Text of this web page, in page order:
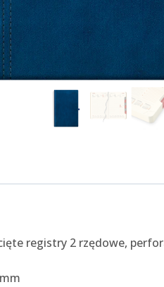
registry 2 rzędowe,